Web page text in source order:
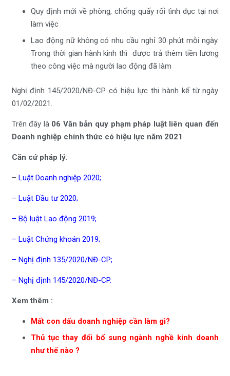
Quy định mới về phòng, chống quấy rối tình dục tại nơi
làm việc
Lao động nữ không có nhu cầu nghỉ 30 phút mỗi ngày.
Trong thời gian hành kinh thì được trả thêm tiền lương
theo công việc mà người lao động đã làm
Nghị định 145/2020/NĐ-CP có hiệu lực thi hành kể từ ngày
01/02/2021.
Trên đây là 06 Văn bản quy phạm pháp luật liên quan đến
Doanh nghiệp chính thức có hiệu lực năm 2021
Căn cứ pháp lý:
– Luật Doanh nghiệp 2020;
– Luật Đầu tư 2020;
– Bộ luật Lao động 2019;
– Luật Chứng khoán 2019;
– Nghị định 135/2020/NĐ-CP;
– Nghị định 145/2020/NĐ-CP.
Xem thêm :
Mất con dấu doanh nghiệp cần làm gì?
Thủ tục thay đổi bổ sung ngành nghề kinh doanh
như thế nào ?